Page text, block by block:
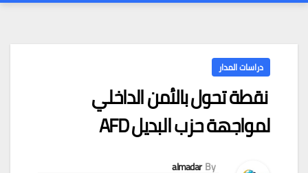
دراسات المدار
نقطة تحول بالأمن الداخلي
لمواجهة حزب البديل AFD
By
almadar